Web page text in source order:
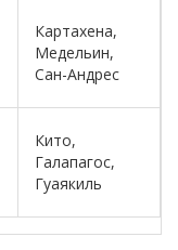
Картахена,
Медельин,
Сан-Андрес
Кито,
Галапагос,
Гуаякиль